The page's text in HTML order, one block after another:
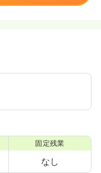
固定残業
なし